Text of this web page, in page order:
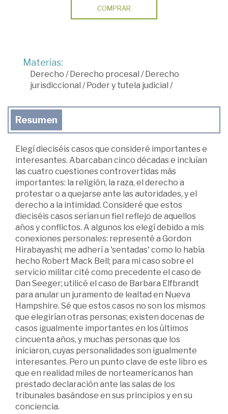
COMPRAR
Materias:
Derecho / Derecho procesal / Derecho
jurisdiccional / Poder y tutela judicial /
Resumen
Elegí dieciséis casos que consideré importantes e
interesantes. Abarcaban cinco décadas e incluían
las cuatro cuestiones controvertidas más
importantes: la religión, la raza, el derecho a
protestar o a quejarse ante las autoridades, y el
derecho a la intimidad. Consideré que estos
dieciséis casos serían un fiel reflejo de aquellos
años y conflictos. A algunos los elegí debido a mis
conexiones personales: representé a Gordon
Hirabayashi; me adherí a 'sentadas' como lo había
hecho Robert Mack Bell; para mi caso sobre el
servicio militar cité como precedente el caso de
Dan Seeger; utilicé el caso de Barbara Elfbrandt
para anular un juramento de lealtad en Nueva
Hampshire. Sé que estos casos no son los mismos
que elegirían otras personas; existen docenas de
casos igualmente importantes en los últimos
cincuenta años, y muchas personas que los
iniciaron, cuyas personalidades son igualmente
interesantes. Pero un punto clave de este libro es
que en realidad miles de norteamericanos han
prestado declaración ante las salas de los
tribunales basándose en sus principios y en su
conciencia.